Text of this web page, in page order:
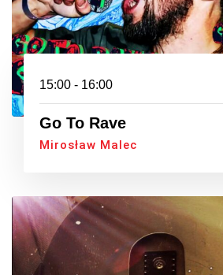
15:00 - 16:00
Go To Rave
Mirosław Malec